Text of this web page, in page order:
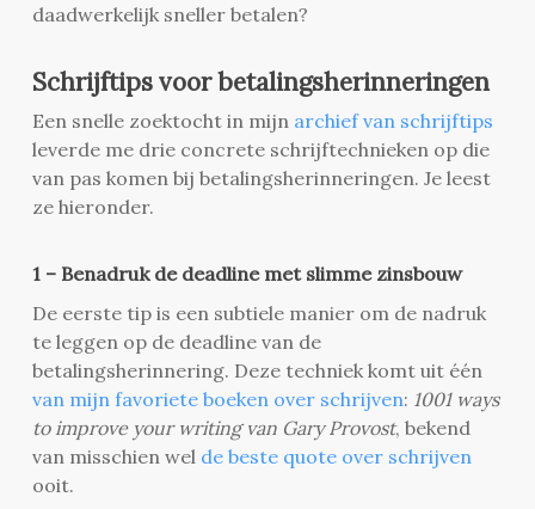
daadwerkelijk sneller betalen?
Schrijftips voor betalingsherinneringen
Een snelle zoektocht in mijn archief van schrijftips
leverde me drie concrete schrijftechnieken op die
van pas komen bij betalingsherinneringen. Je leest
ze hieronder.
1 – Benadruk de deadline met slimme zinsbouw
De eerste tip is een subtiele manier om de nadruk
te leggen op de deadline van de
betalingsherinnering. Deze techniek komt uit één
van mijn favoriete boeken over schrijven: 1001 ways
to improve your writing van Gary Provost, bekend
van misschien wel de beste quote over schrijven
ooit.